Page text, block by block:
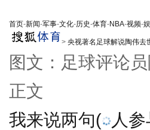
首页-新闻-军事-文化-历史-体育-NBA-视频-
> 央视著名足球解说陶伟去
图文：足球评论
正文
我来说两句(
人